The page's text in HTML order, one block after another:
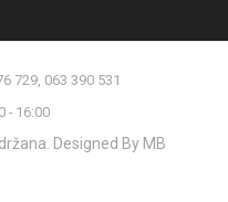
729, 063 390 531
- 16:00
Designed By MB